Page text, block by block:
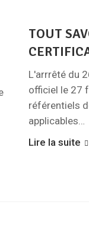
TOUT
L'arrrêté du
officiel le 27
référentiels
applicables…
Lire la suite